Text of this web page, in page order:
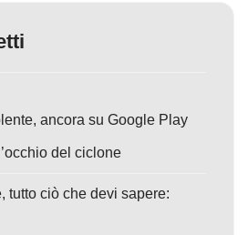
ancora su Google Play
del ciclone
tutto ciò che devi sapere: